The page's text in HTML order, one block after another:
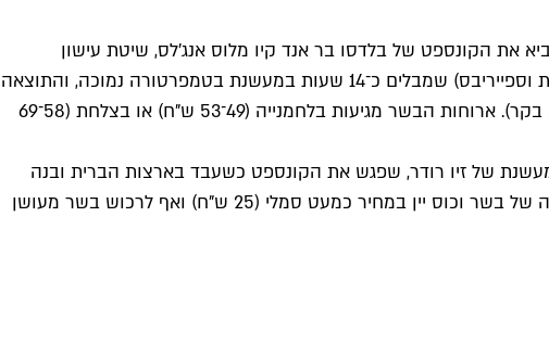
הקונספט של בלדסו בר אנד קיו מלוס אנג'לס, שיטת עישון
טקסנית מסורתית שקיבלה כאן נופך אלגנטי ועדכני של הכנה והגשה. טקסס ברביקיו מציעה מבחר של בשרים (עוף, נקניקיות וספייריבס) שמבלים כ־14 שעות במעשנת בטמפרטורה נמוכה, והתוצאה
היא בשר רך מאוד שזולג מהעצם. הפיק הקולינרי של טקסס ברביקיו (ושל מסעדת בלדסו המקורית) היא מנת בריסקט (חזה בקר). ארוחות הבשר מגיעות בלחמנייה (49־53 ש"ח) או בצלחת (58־69
של זיו רודר, שפגש את הקונספט כשעבד בארצות הברית ובנה
מעשנת כשחזר לארץ; יקב תשבי מפעיל בכל יום שישי מעשנת עם מבחר סוגי בשר, בהם בריסקט. אפשר להתיישב שם למנה של בשר וכוס יין במחיר כמעט סמלי (25 ש"ח) ואף לרכוש בשר מעושן